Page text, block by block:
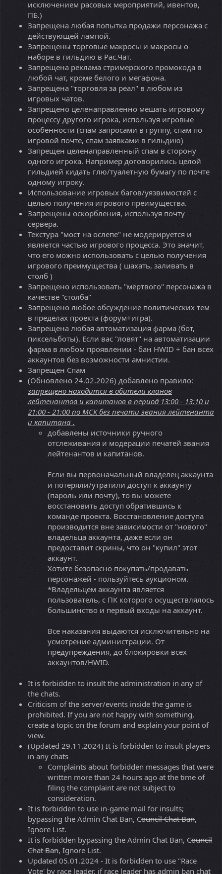
исключением расовых мероприятий, ивентов,
ПБ.)
Запрещена любая попытка продажи персонажа с
действующей лампой.
Запрещены торговые макросы и макросы о
наборе в гильдию в Рас.Чат.
Запрещена реклама стримерского промокода в
любой чат, кроме белого и мегафона.
Запрещена "торговля за реал" в любом из
игровых чатов.
Запрещено целенаправленно мешать игровому
процессу другого игрока, используя игровые
особенности (спам запросами в группу, спам по
игровой почте, спам заявками в гильдию)
Запрещен целенаправленный спам в сторону
одного игрока. Например договорились целой
гильдией кидать глю/туалетную бумагу по почте
одному игроку.
Использование игровых багов/уязвимостей с
целью получения игрового преимущества.
Запрещены оскорбления, используя почту
сервера.
Текстура "мост на ослепе" не модерируется и
является частью игрового процесса. Это значит,
что его можно использовать с целью получения
игрового преимущества ( шахать, заливать в
столб )
Запрещено использовать "мёртвого" персонажа в
качестве "столба"
Запрещено любое обсуждение политических тем
в пределах проекта (форум+игра).
Запрещена любая автоматизация фарма (бот,
пиксельботы). Если вас "ловят" на автоматизации
фарма в любом проявлении - бан HWID + бан всех
аккаунтов без возможности амнистии.
Запрещен Спам
(Обновлено 24.02.2026) добавлено правило:
запрещено находится в обители кланов
лейтенантов и капитанов в период 13:00 - 13:10 и
21:00 - 21:00 по МСК без печати звания лейтенанта
и капитана .
добавлены источники ручного
отслеживания и модерации печатей звания
лейтенантов и капитанов.
Если вы первоначальный владелец аккаунта
и потеряли/утратили доступ к аккаунту
(пароль или почту), то вы можете
восстановить доступ обратившись к
команде проекта. Восстановление доступа
производится вне зависимости от "нового"
владельца аккаунта, даже если он
предоставит скрины, что он "купил" этот
аккаунт.
Хотите безопасно покупать/продавать
персонажей - пользуйтесь аукционом.
*Владельцем аккаунта является
пользователь, с ПК которого осуществлялось
большинство и первый входы на аккаунт.
Все наказания выдаются исключительно на
усмотрение администрации. От
предупреждения, до блокировки всех
аккаунтов/HWID.
It is forbidden to insult the administration in any of
the chats.
Criticism of the server/events inside the game is
prohibited. If you are not happy with something,
create a topic on the forum and explain your point of
view.
(Updated 29.11.2024) It is forbidden to insult players
in any chats
Complaints about forbidden messages that were
written more than 24 hours ago at the time of
filing the complaint are not subject to
consideration.
It is forbidden to use in-game mail for insults;
bypassing the Admin Chat Ban, Council Chat Ban,
Ignore List.
It is forbidden bypassing the Admin Chat Ban, Council
Chat Ban, Ignore List.
Updated 05.01.2024 - It is forbidden to use "Race
Vote' by race leader, if race leader has admin ban chat